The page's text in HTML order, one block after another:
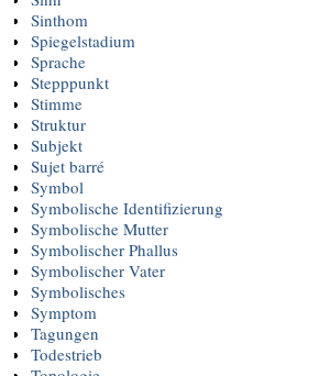
Sinthom
Spiegelstadium
Sprache
Stepppunkt
Stimme
Struktur
Subjekt
Sujet barré
Symbol
Symbolische Identifizierung
Symbolische Mutter
Symbolischer Phallus
Symbolischer Vater
Symbolisches
Symptom
Tagungen
Todestrieb